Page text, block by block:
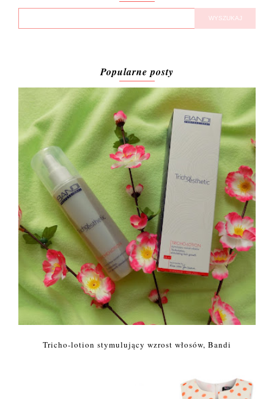
Popularne posty
Tricho-lotion stymulujący wzrost włosów, Bandi